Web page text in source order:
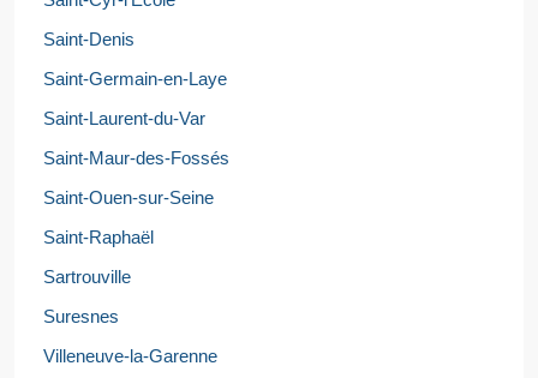
Saint-Denis
Saint-Germain-en-Laye
Saint-Laurent-du-Var
Saint-Maur-des-Fossés
Saint-Ouen-sur-Seine
Saint-Raphaël
Sartrouville
Suresnes
Villeneuve-la-Garenne